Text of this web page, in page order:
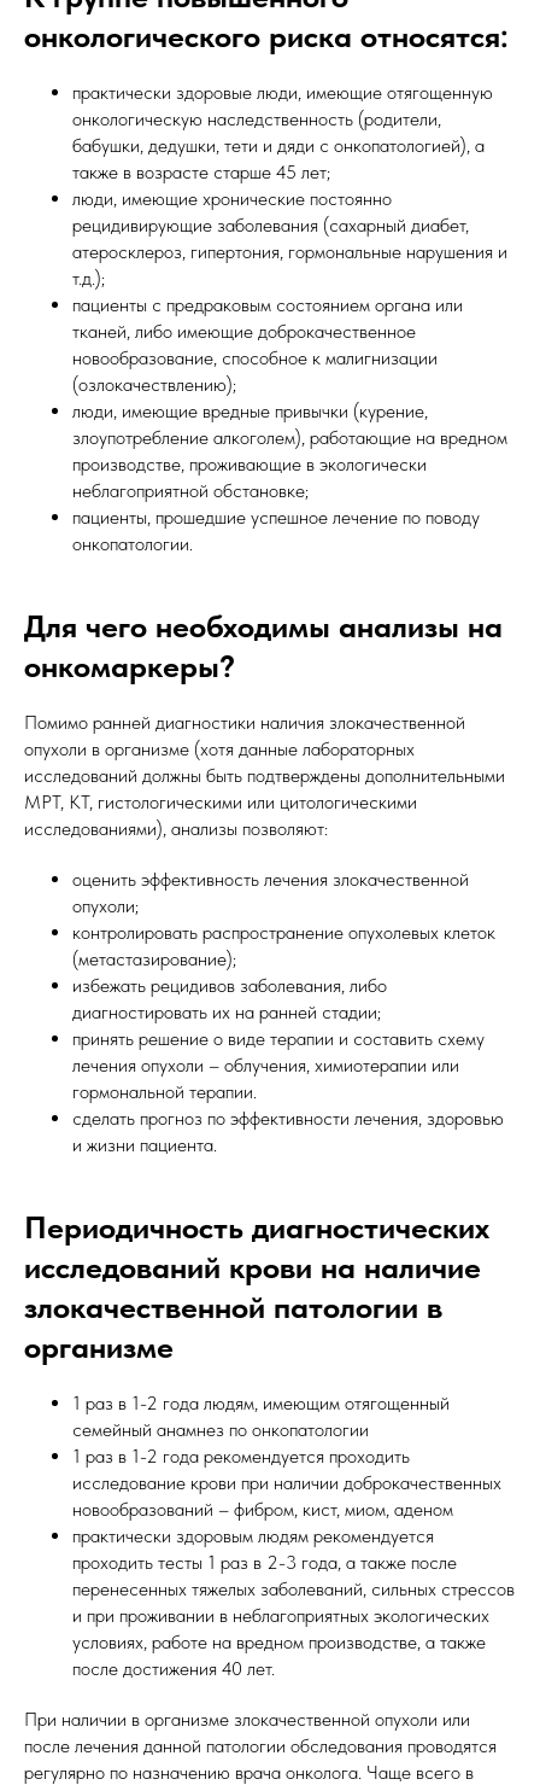
онкологического риска относятся:
практически здоровые люди, имеющие отягощенную
онкологическую наследственность (родители,
бабушки, дедушки, тети и дяди с онкопатологией), а
также в возрасте старше 45 лет;
люди, имеющие хронические постоянно
рецидивирующие заболевания (сахарный диабет,
атеросклероз, гипертония, гормональные нарушения и
т.д.);
пациенты с предраковым состоянием органа или
тканей, либо имеющие доброкачественное
новообразование, способное к малигнизации
(озлокачествлению);
люди, имеющие вредные привычки (курение,
злоупотребление алкоголем), работающие на вредном
производстве, проживающие в экологически
неблагоприятной обстановке;
пациенты, прошедшие успешное лечение по поводу
онкопатологии.
Для чего необходимы анализы на
онкомаркеры?
Помимо ранней диагностики наличия злокачественной
опухоли в организме (хотя данные лабораторных
исследований должны быть подтверждены дополнительными
МРТ, КТ, гистологическими или цитологическими
исследованиями), анализы позволяют:
оценить эффективность лечения злокачественной
опухоли;
контролировать распространение опухолевых клеток
(метастазирование);
избежать рецидивов заболевания, либо
диагностировать их на ранней стадии;
принять решение о виде терапии и составить схему
лечения опухоли – облучения, химиотерапии или
гормональной терапии.
сделать прогноз по эффективности лечения, здоровью
и жизни пациента.
Периодичность диагностических
исследований крови на наличие
злокачественной патологии в
организме
1 раз в 1-2 года людям, имеющим отягощенный
семейный анамнез по онкопатологии
1 раз в 1-2 года рекомендуется проходить
исследование крови при наличии доброкачественных
новообразований – фибром, кист, миом, аденом
практически здоровым людям рекомендуется
проходить тесты 1 раз в 2-3 года, а также после
перенесенных тяжелых заболеваний, сильных стрессов
и при проживании в неблагоприятных экологических
условиях, работе на вредном производстве, а также
после достижения 40 лет.
При наличии в организме злокачественной опухоли или
после лечения данной патологии обследования проводятся
регулярно по назначению врача онколога. Чаще всего в